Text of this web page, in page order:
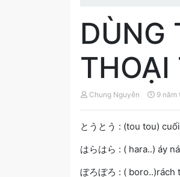
DÙNG
THOẠI
Chung Nguyễn 9 năm
とうとう : (tou tou)
はらはら : ( hara..) áy
ぼろぼろ : ( boro..)rách